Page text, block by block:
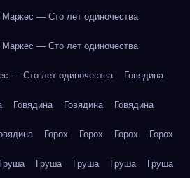
Маркес — Сто лет одиночества
Маркес — Сто лет одиночества
— Сто лет одиночества Говядина
Говядина Говядина Говядина
Горох Горох Горох Горох
Груша Груша Груша Груша Груша